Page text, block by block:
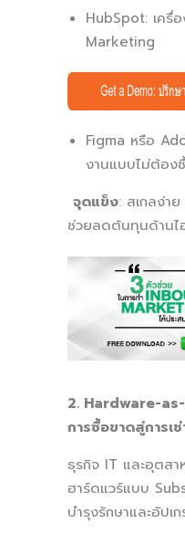
HubSpot: เครื่
Marketing
Figma หรือ
งานแบบไม่ต้อง
จุดแข็ง: สเกลง่า
ช่วยลดต้นทุนด้านไ
2. Hardware-
การซื้อขาดสู่การเ
ธุรกิจ IT และอุตสา
ฮาร์ดแวร์แบบ
บำรุงรักษาและอัปเ